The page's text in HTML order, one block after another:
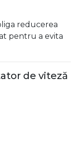
reducerea
pentru a evita
de viteză